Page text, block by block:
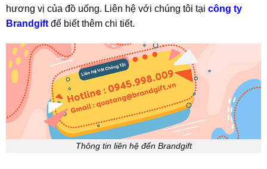
hương vị của đồ uống. Liên hệ với chúng tôi tại công ty
Brandgiftđể biết thêm chi tiết.
Thông tin liên hệ đến Brandgift